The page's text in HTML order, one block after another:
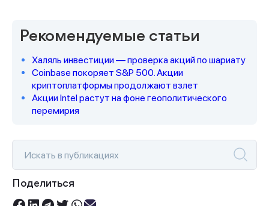
Рекомендуемые статьи
Халяль инвестиции — проверка акций по шариату
Coinbase покоряет S&P 500. Акции
криптоплатформы продолжают взлет
Акции Intel растут на фоне геополитического
перемирия
Поделиться
Наши консультанты свяжутся с